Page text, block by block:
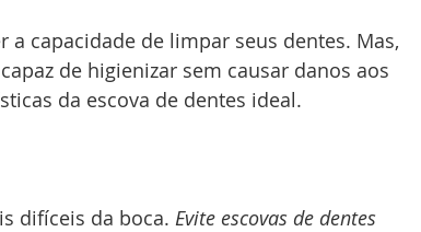
capacidade de limpar seus dentes. Mas,
de higienizar sem causar danos aos
da escova de dentes ideal.
difíceis da boca. Evite escovas de dentes